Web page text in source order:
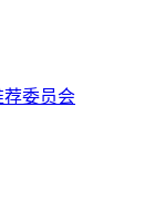
荐委员会